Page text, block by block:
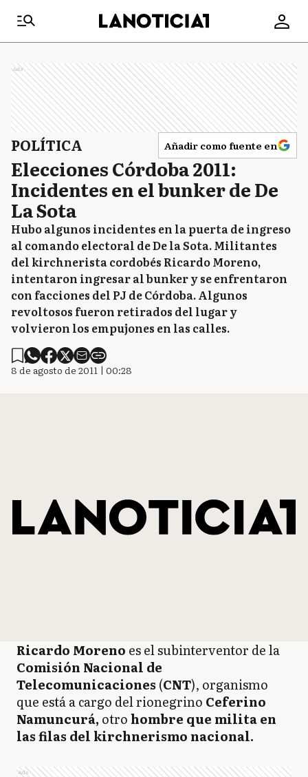
Ads
POLÍTICA Añadir como fuente en
Elecciones Córdoba 2011:
Incidentes en el bunker de De
La Sota
Hubo algunos incidentes en la puerta de ingreso
al comando electoral de De la Sota. Militantes
del kirchnerista cordobés Ricardo Moreno,
intentaron ingresar al bunker y se enfrentaron
con facciones del PJ de Córdoba. Algunos
revoltosos fueron retirados del lugar y
volvieron los empujones en las calles.
8 de agosto de 2011 | 00:28
Ricardo Moreno es el subinterventor de la
Comisión Nacional de
Telecomunicaciones (CNT), organismo
que está a cargo del rionegrino Ceferino
Namuncurá, otro hombre que milita en
las filas del kirchnerismo nacional.
Ads